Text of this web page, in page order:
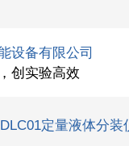
设备有限公司
创实验高效
定量液体分